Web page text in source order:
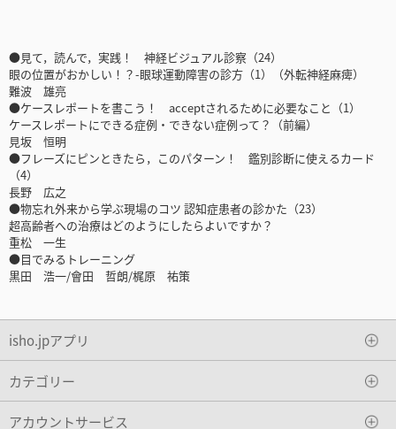
●見て，読んで，実践！ 神経ビジュアル診察（24）
眼の位置がおかしい！？-眼球運動障害の診方（1）（外転神経麻痺）
難波 雄亮
●ケースレポートを書こう！ acceptされるために必要なこと（1）
ケースレポートにできる症例・できない症例って？（前編）
見坂 恒明
●フレーズにピンときたら，このパターン！ 鑑別診断に使えるカード
（4）
長野 広之
●物忘れ外来から学ぶ現場のコツ 認知症患者の診かた（23）
超高齢者への治療はどのようにしたらよいですか？
重松 一生
●目でみるトレーニング
黒田 浩一/會田 哲朗/梶原 祐策
isho.jpアプリ
カテゴリー
アカウントサービス